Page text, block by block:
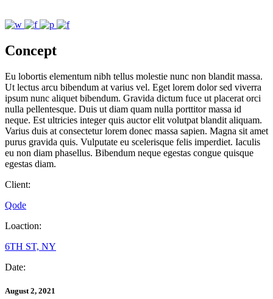
Concept
Eu lobortis elementum nibh tellus molestie nunc non blandit massa.
Ut lectus arcu bibendum at varius vel. Eget lorem dolor sed viverra
ipsum nunc aliquet bibendum. Gravida dictum fuce ut placerat orci
nulla pellentesque. Duis ut diam quam nulla porttitor massa id
neque. Est ultricies integer quis auctor elit volutpat blandit aliquam.
Varius duis at consectetur lorem donec massa sapien. Magna sit amet
purus gravida quis. Vulputate eu scelerisque felis imperdiet. Iaculis
eu non diam phasellus. Bibendum neque egestas congue quisque
egestas diam.
Client:
Qode
Loaction:
6TH ST, NY
Date:
August 2, 2021